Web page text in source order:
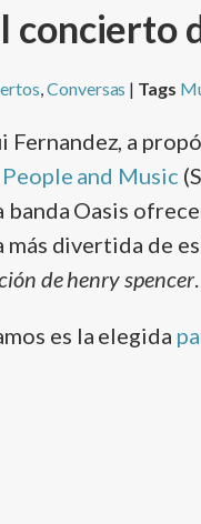
concierto
,Conversas | Tags
Fernandez, a
People and Music
Oasis
más divertida de
de henry spencer.
es la elegida